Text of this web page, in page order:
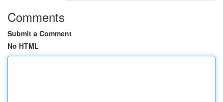
Comments
Submit a Comment
No HTML